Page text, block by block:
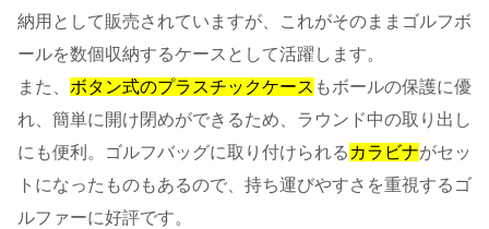
納用として販売されていますが、これがそのままゴルフボ
ールを数個収納するケースとして活躍します。
また、 ボタン式のプラスチックケース もボールの保護に優
れ、簡単に開け閉めができるため、ラウンド中の取り出し
にも便利。ゴルフバッグに取り付けられる カラビナがセッ
トになったものもあるので、持ち運びやすさを重視するゴ
ルファーに好評です。